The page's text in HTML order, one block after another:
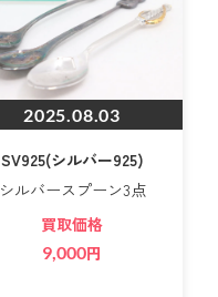
2025.08.03
SV925(シルバー925)
シルバースプーン3点
買取価格
9,000円